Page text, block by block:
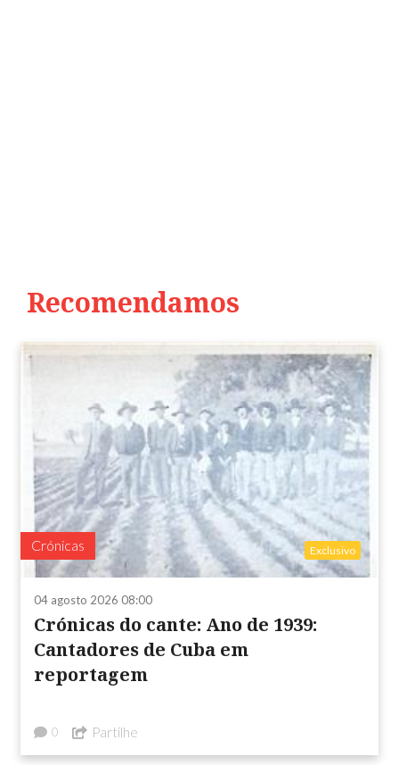
Recomendamos
Crónicas Exclusivo
04 agosto 2026 08:00
Crónicas do cante: Ano de 1939:
Cantadores de Cuba em
reportagem
0 Partilhe